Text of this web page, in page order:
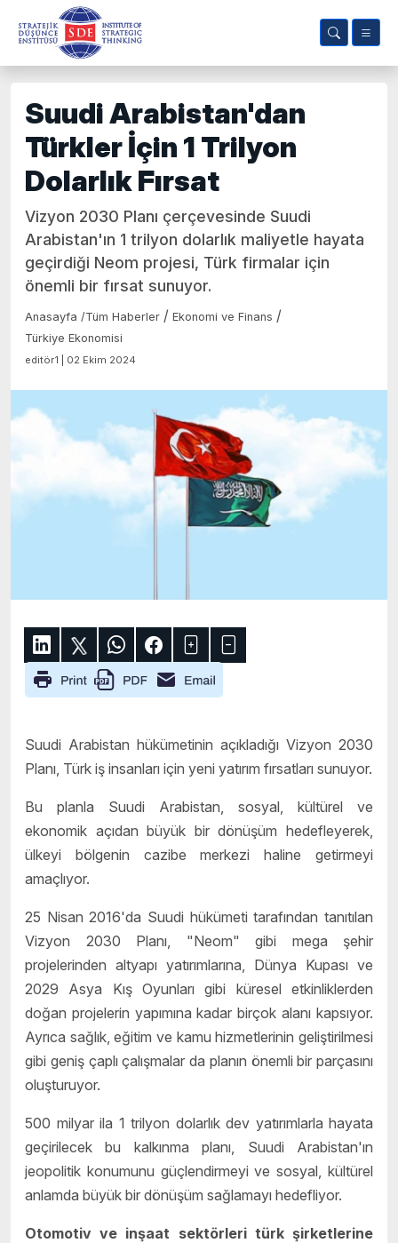
Suudi Arabistan'dan
Türkler İçin 1 Trilyon
Dolarlık Fırsat
Vizyon 2030 Planı çerçevesinde Suudi
Arabistan'ın 1 trilyon dolarlık maliyetle hayata
geçirdiği Neom projesi, Türk firmalar için
önemli bir fırsat sunuyor.
Anasayfa /Tüm Haberler / Ekonomi ve Finans /
Türkiye Ekonomisi
editör1 | 02 Ekim 2024
Suudi Arabistan hükümetinin açıkladığı Vizyon 2030
Planı, Türk iş insanları için yeni yatırım fırsatları sunuyor.
Bu planla Suudi Arabistan, sosyal, kültürel ve
ekonomik açıdan büyük bir dönüşüm hedefleyerek,
ülkeyi bölgenin cazibe merkezi haline getirmeyi
amaçlıyor.
25 Nisan 2016'da Suudi hükümeti tarafından tanıtılan
Vizyon 2030 Planı, "Neom" gibi mega şehir
projelerinden altyapı yatırımlarına, Dünya Kupası ve
2029 Asya Kış Oyunları gibi küresel etkinliklerden
doğan projelerin yapımına kadar birçok alanı kapsıyor.
Ayrıca sağlık, eğitim ve kamu hizmetlerinin geliştirilmesi
gibi geniş çaplı çalışmalar da planın önemli bir parçasını
oluşturuyor.
500 milyar ila 1 trilyon dolarlık dev yatırımlarla hayata
geçirilecek bu kalkınma planı, Suudi Arabistan'ın
jeopolitik konumunu güçlendirmeyi ve sosyal, kültürel
anlamda büyük bir dönüşüm sağlamayı hedefliyor.
Otomotiv ve inşaat sektörleri türk şirketlerine